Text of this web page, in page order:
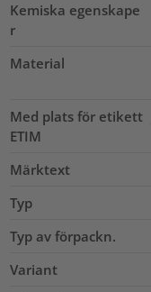
Kemiska egenskape
r
Material
Med plats för etikett
ETIM
Märktext
Typ
Typ av förpackn.
Variant